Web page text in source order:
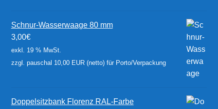
Schnur-Wasserwaage 80 mm
3,00€
exkl. 19 % MwSt.
zzgl. pauschal 10,00 EUR (netto) für Porto/Verpackung
Doppelsitzbank Florenz RAL-Farbe